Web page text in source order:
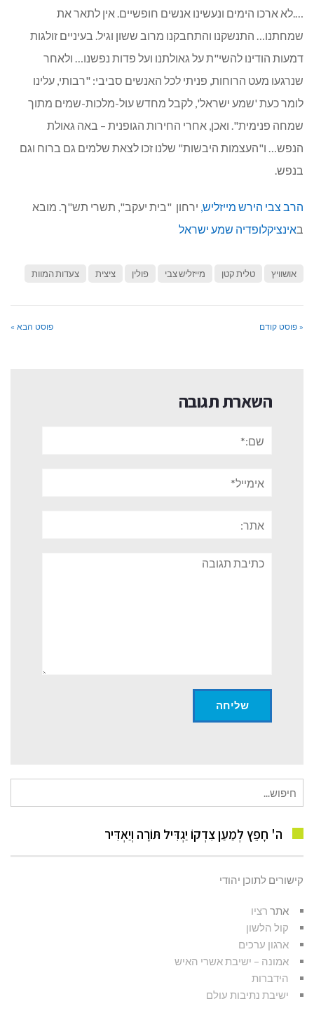
….לא ארכו הימים ונעשינו אנשים חופשיים. אין לתאר את
שמחתנו… התנשקנו והתחבקנו מרוב ששון וגיל. בעיניים זולגות
דמעות הודינו להשי"ת על גאולתנו ועל פדות נפשנו… ולאחר
שנרגעו מעט הרוחות, פניתי לכל האנשים סביבי: "רבותי, עלינו
לומר כעת 'שמע ישראל', לקבל מחדש עול-מלכות-שמים מתוך
שמחה פנימית". ואכן, אחרי החירות הגופנית – באה גאולת
הנפש… ו"העצמות היבשות" שלנו זכו לצאת שלמים גם ברוח וגם
בנפש.
הרב צבי הירש מייזליש, ירחון "בית יעקב", תשרי תש"ך. מובא
באינציקלופדיה שמע ישראל
אושוויץ טלית קטן מייזליש צבי פולין ציצית צעדות המוות
« פוסט קודם פוסט הבא »
השארת תגובה
תגובה
עבור:
ה' חָפֵץ לְמַעַן צִדְקוֹ יַגְדִּיל תּוֹרָה וְיַאְדִּיר
קישורים לתוכן יהודי
אתר רציו
קול הלשון
ארגון ערכים
אמונה – ישיבת אשרי האיש
הידברות
ישיבת נתיבות עולם